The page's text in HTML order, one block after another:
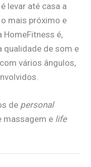
levar até casa a
mais próximo e
HomeFitness é,
qualidade de som e
vários ângulos,
de personal
massagem e life